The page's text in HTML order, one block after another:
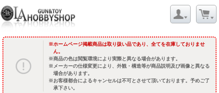
ホームページ掲載商品は取り扱い品であり、全てを在庫しておりませ
ん。
商品の色は閲覧環境により実際と異なる場合があります。
メーカーの仕様変更により、外観・構造等が商品説明及び画像と異なる
場合があります。
お客様都合によるキャンセルは不可とさせて頂いております。予めご了
承下さい。